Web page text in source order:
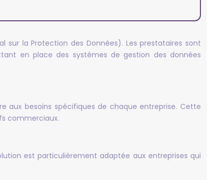
sur la Protection des Données). Les prestataires sont
en place des systèmes de gestion des données
aux besoins spécifiques de chaque entreprise. Cette
commerciaux.
est particulièrement adaptée aux entreprises qui